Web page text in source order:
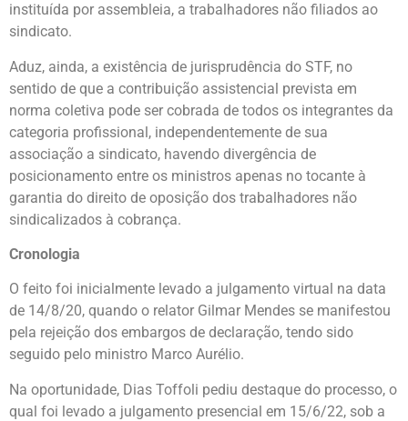
instituída por assembleia, a trabalhadores não filiados ao
sindicato.
Aduz, ainda, a existência de jurisprudência do STF, no
sentido de que a contribuição assistencial prevista em
norma coletiva pode ser cobrada de todos os integrantes da
categoria profissional, independentemente de sua
associação a sindicato, havendo divergência de
posicionamento entre os ministros apenas no tocante à
garantia do direito de oposição dos trabalhadores não
sindicalizados à cobrança.
Cronologia
O feito foi inicialmente levado a julgamento virtual na data
de 14/8/20, quando o relator Gilmar Mendes se manifestou
pela rejeição dos embargos de declaração, tendo sido
seguido pelo ministro Marco Aurélio.
Na oportunidade, Dias Toffoli pediu destaque do processo, o
qual foi levado a julgamento presencial em 15/6/22, sob a